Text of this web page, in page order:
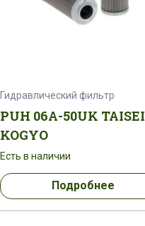
Гидравлический фильтр
PUH 06A-50UK TAISEI
KOGYO
Есть в наличии
Подробнее